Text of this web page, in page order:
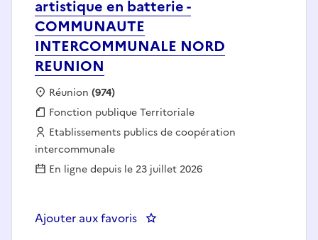
artistique en batterie -
COMMUNAUTE
INTERCOMMUNALE NORD
REUNION
Localisation :
Réunion (974)
Fonction publique :
Fonction publique Territoriale
Employeur :
Etablissements publics de coopération
intercommunale
En ligne depuis le 23 juillet 2026
Ajouter aux favoris : Assistant.e d'enseignement